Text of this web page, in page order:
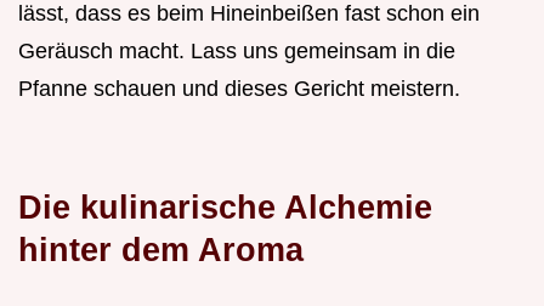
lässt, dass es beim Hineinbeißen fast schon ein
Geräusch macht. Lass uns gemeinsam in die
Pfanne schauen und dieses Gericht meistern.
Die kulinarische Alchemie
hinter dem Aroma